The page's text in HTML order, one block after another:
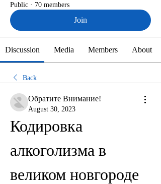
Public · 70 members
Join
Discussion Media Members About
Back
Обратите Внимание!
August 30, 2023
Кодировка
алкоголизма в
великом новгороде